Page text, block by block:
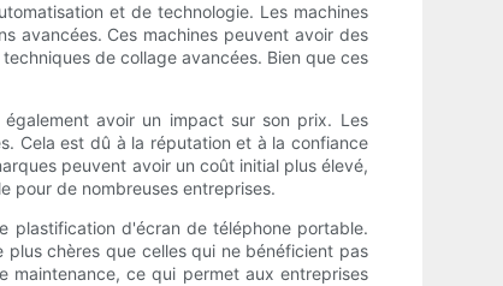
et de technologie. Les machines
avancées. Ces machines peuvent avoir des
de collage avancées. Bien que ces
avoir un impact sur son prix. Les
Cela est dû à la réputation et à la confiance
peuvent avoir un coût initial plus élevé,
pour de nombreuses entreprises.
plastification d'écran de téléphone portable.
chères que celles qui ne bénéficient pas
ce qui permet aux entreprises